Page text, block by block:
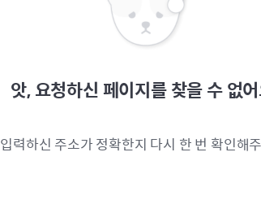
앗, 요청하신 페이지를 찾을 수 없
입력하신 주소가 정확한지 다시 한 번 확인해